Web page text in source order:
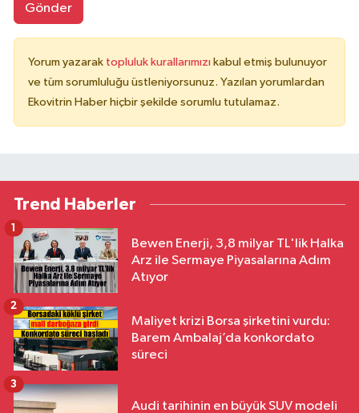
Gönder
Yorum yazarak topluluk kurallarımızı kabul etmiş bulunuyor
ve tüm sorumluluğu üstleniyorsunuz. Yazılan yorumlardan
Ekovitrin Haber hiçbir şekilde sorumlu tutulamaz.
Trend Haberler
Bewen Enerji, 3,8 milyar TL'lik Halka
Arz ile Sermaye Piyasalarına Adım
Atıyor
1
Maliyet krizi Borsa şirketini vurdu:
Barem Ambalaj’da konkordato
süreci
2
Audi tarihinin en büyük SUV modeli
3